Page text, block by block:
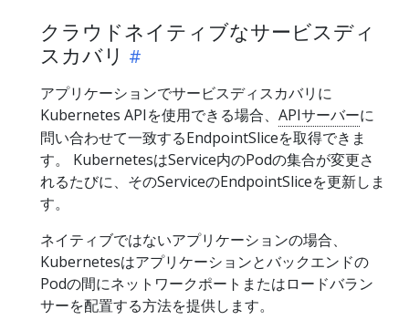
クラウドネイティブなサービスディ
スカバリ
アプリケーションでサービスディスカバリに
Kubernetes APIを使用できる場合、 APIサーバーに
問い合わせて一致するEndpointSliceを取得できま
す。 KubernetesはService内のPodの集合が変更さ
れるたびに、そのServiceのEndpointSliceを更新しま
す。
ネイティブではないアプリケーションの場合、
Kubernetesはアプリケーションとバックエンドの
Podの間にネットワークポートまたはロードバラン
サーを配置する方法を提供します。